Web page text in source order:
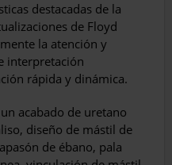
destacadas de la
de Floyd
la atención y
interpretación
rápida y dinámica.
acabado de uretano
diseño de mástil de
de ébano, pala